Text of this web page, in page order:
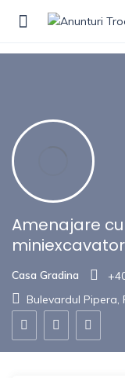
Show Sidebar
Amenajare
miniexcavator
Casa Gradina
Bulevardul Pipera,